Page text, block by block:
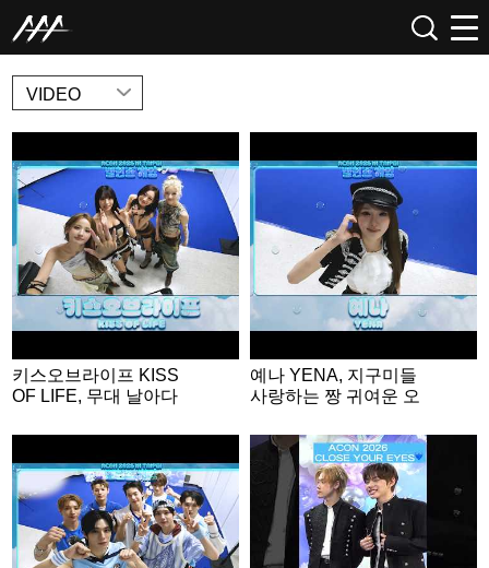
NEWS
VIDEO
키스오브라이프 KISS
OF LIFE, 무대 날아다
CON 2026 밸런스게
임|‘Would you rather’ g
ame | ENG SUB #ACO
N2026
예나 YENA, 지구미들
사랑하는 짱 귀여운 오
스게임 | ‘Would you rat
her’ game | ENG SUB
#ACON2026